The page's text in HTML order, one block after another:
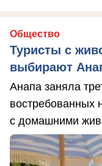
Общество
Туристы с
выбирают
Анапа заняла
востребованных
с домашними